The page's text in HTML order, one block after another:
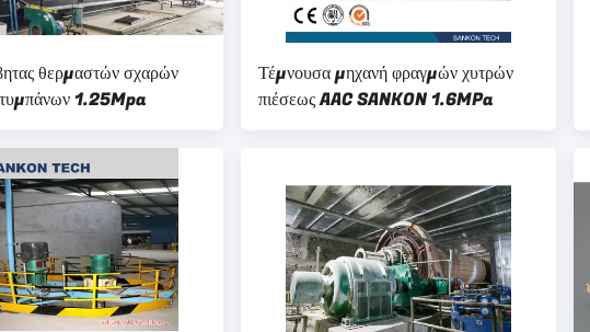
θερμαστών σχαρών
1.25Mpa
Τέμνουσα μηχανή φραγμών χυτρών
πιέσεως AAC SANKON 1.6MPa